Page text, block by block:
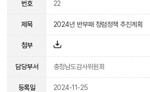
번호 22
제목 2024년 반부패 청렴정책 추진계획
첨부
담당부서 충청남도감사위원회
등록일 2024-11-25